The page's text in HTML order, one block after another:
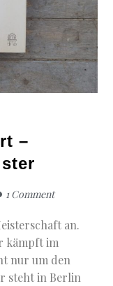
–
1 Comment
an.
kämpft im
nur um den
steht in Berlin